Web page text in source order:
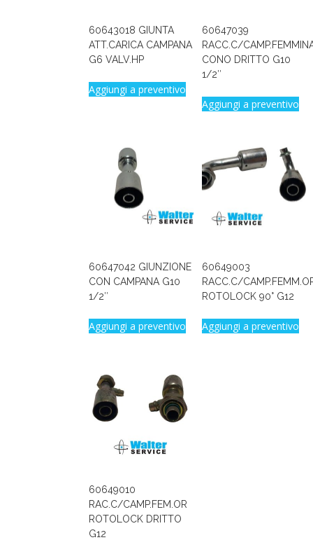
60643018 GIUNTA
ATT.CARICA CAMPANA
G6 VALV.HP
Aggiungi a preventivo
60647039
RACC.C/
CONO DRITTO G10
1/2″
Aggiungi a preventivo
60647042 GIUNZIONE
CON CAMPANA G10
1/2″
Aggiungi a preventivo
60649003
RACC.C/
ROTOLOCK 90° G12
Aggiungi a preventivo
60649010
RAC.C/CAMP.FEM.OR
ROTOLOCK DRITTO
G12